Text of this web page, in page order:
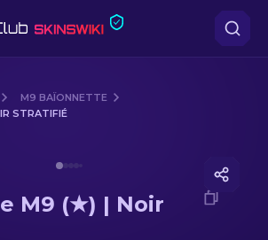
M9 BAÏONNETTE
STRATIFIÉ
M9 (★) | Noir